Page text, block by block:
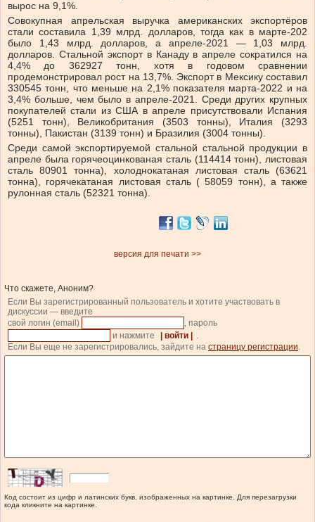
вырос на 9,1%.
Совокупная апрельская выручка американских экспортёров
стали составила 1,39 млрд. долларов, тогда как в марте-202
было 1,43 млрд. долларов, а апреле-2021 — 1,03 млрд.
долларов. Стальной экспорт в Канаду в апреле сократился на
4,4% до 362927 тонн, хотя в годовом сравнении
продемонстрировал рост на 13,7%. Экспорт в Мексику составил
330545 тонн, что меньше на 2,1% показателя марта-2022 и на
3,4% больше, чем было в апреле-2021. Среди других крупных
покупателей стали из США в апреле присутствовали Испания
(5251 тонн), Великобритания (3503 тонны), Италия (3293
тонны), Пакистан (3139 тонн) и Бразилия (3004 тонны).
Среди самой экспортируемой стальной стальной продукции в
апреле была горячеоцинкованая сталь (114414 тонн), листовая
сталь 80901 тонна), холоднокатаная листовая сталь (63621
тонна), горячекатаная листовая сталь ( 58059 тонн), а также
рулонная сталь (52321 тонна).
версия для печати >>
Что скажете, Аноним?
Если Вы зарегистрированный пользователь и хотите участвовать в
дискуссии — введите
свой логин (email)
, пароль
и нажмите
| войти |
.
Если Вы еще не зарегистрировались, зайдите на страницу регистрации.
Код состоит из цифр и латинских букв, изображенных на картинке. Для перезагрузки
кода кликните на картинке.